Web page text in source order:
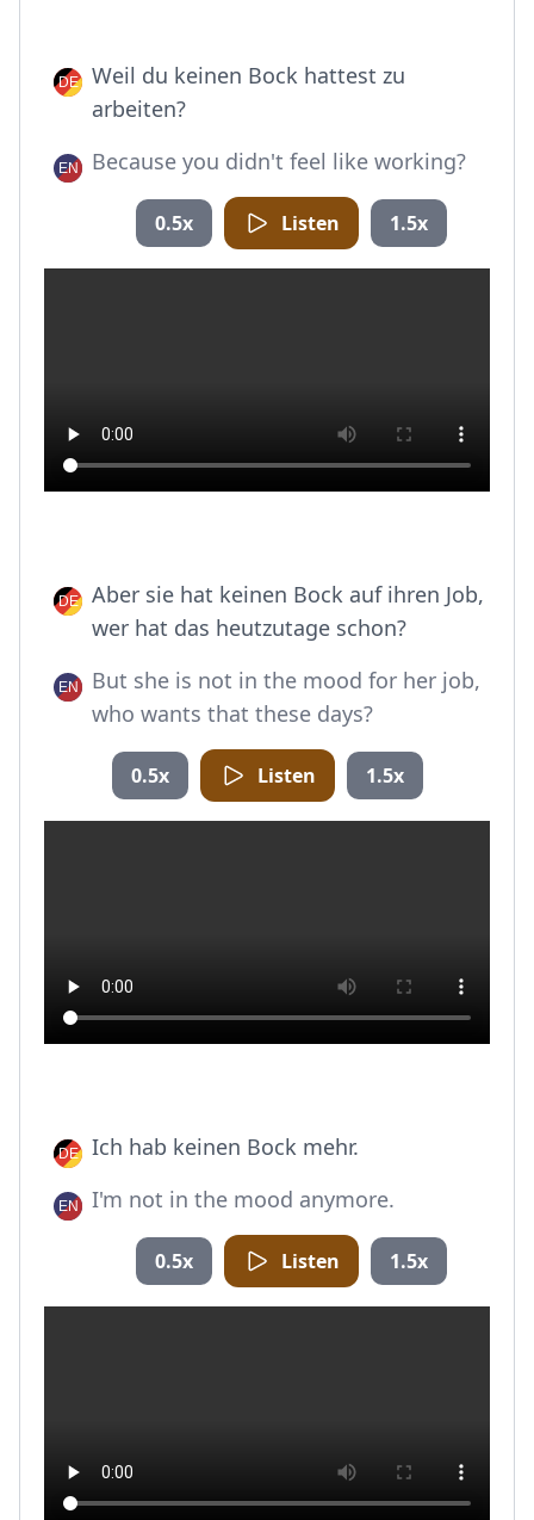
Weil du keinen Bock hattest zu
arbeiten?
Because you didn't feel like working?
0.5x Listen 1.5x
Aber sie hat keinen Bock auf ihren Job,
wer hat das heutzutage schon?
But she is not in the mood for her job,
who wants that these days?
0.5x Listen 1.5x
Ich hab keinen Bock mehr.
I'm not in the mood anymore.
0.5x Listen 1.5x